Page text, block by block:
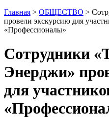
Главная > ОБЩЕСТВО >
провели экскурсию для
«Профессионалы»
Сотрудники
Энерджи»
для